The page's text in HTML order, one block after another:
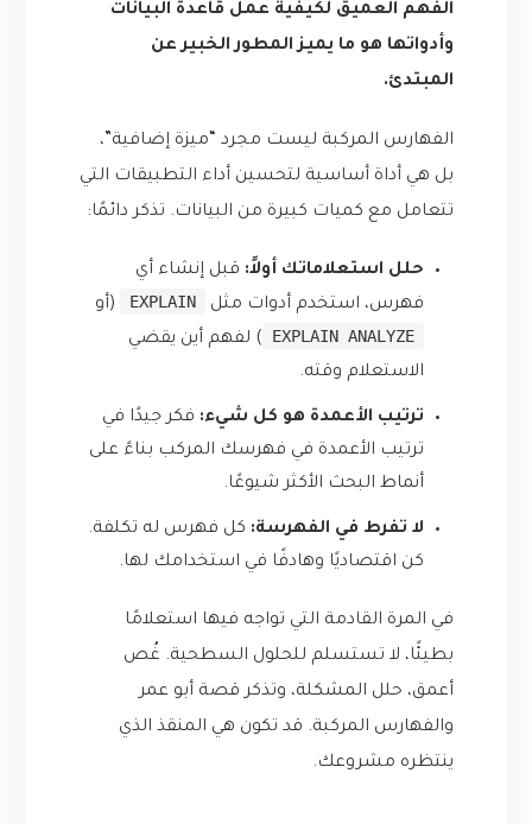
الفهم العميق لكيفية عمل قاعدة البيانات
وأدواتها هو ما يميز المطور الخبير عن
المبتدئ.
الفهارس المركبة ليست مجرد “ميزة إضافية”،
بل هي أداة أساسية لتحسين أداء التطبيقات التي
تتعامل مع كميات كبيرة من البيانات. تذكر دائمًا:
حلل استعلاماتك أولاً: قبل إنشاء أي
فهرس، استخدم أدوات مثل
EXPLAIN
(أو
EXPLAIN ANALYZE
) لفهم أين يقضي
الاستعلام وقته.
ترتيب الأعمدة هو كل شيء: فكر جيدًا في
ترتيب الأعمدة في فهرسك المركب بناءً على
أنماط البحث الأكثر شيوعًا.
لا تفرط في الفهرسة: كل فهرس له تكلفة.
كن اقتصاديًا وهادفًا في استخدامك لها.
في المرة القادمة التي تواجه فيها استعلامًا
بطيئًا، لا تستسلم للحلول السطحية. غُص
أعمق، حلل المشكلة، وتذكر قصة أبو عمر
والفهارس المركبة. قد تكون هي المنقذ الذي
ينتظره مشروعك.